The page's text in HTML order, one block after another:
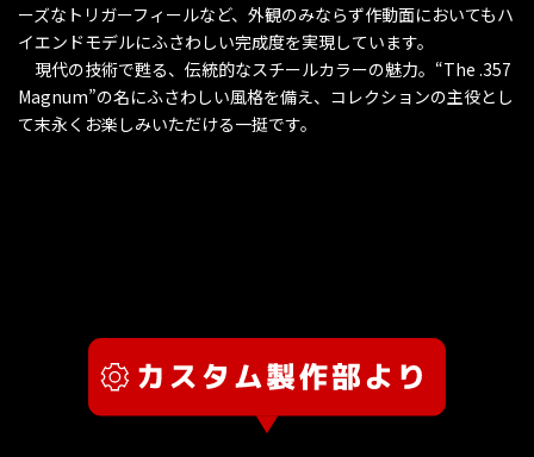
ーズなトリガーフィールなど、外観のみならず作動面においてもハ
イエンドモデルにふさわしい完成度を実現しています。
現代の技術で甦る、伝統的なスチールカラーの魅力。“The .357
Magnum”の名にふさわしい風格を備え、コレクションの主役とし
て末永くお楽しみいただける一挺です。